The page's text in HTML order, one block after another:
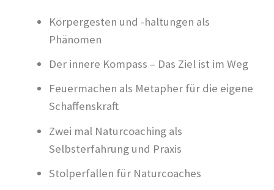
Körpergesten und -haltungen als
Phänomen
Der innere Kompass – Das Ziel ist im Weg
Feuermachen als Metapher für die eigene
Schaffenskraft
Zwei mal Naturcoaching als
Selbsterfahrung und Praxis
Stolperfallen für Naturcoaches